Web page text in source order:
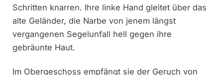
Schritten knarren. Ihre linke Hand gleitet über das
alte Geländer, die Narbe von jenem längst
vergangenen Segelunfall hell gegen ihre
gebräunte Haut.
Im Obergeschoss empfängt sie der Geruch von